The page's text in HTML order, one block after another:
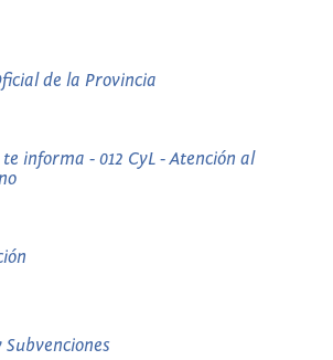
de la Provincia
informa - 012 CyL - Atención al
Subvenciones